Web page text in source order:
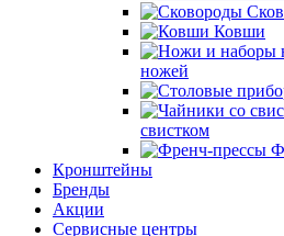
Ковши
ножей
свистком
Кронштейны
Бренды
Акции
Сервисные центры